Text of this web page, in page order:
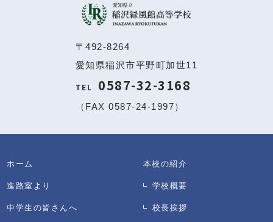
〒492-8264
愛知県稲沢市平野町加世11
TEL 0587-32-3168
（FAX 0587-24-1997）
ホーム
進路室より
中学生の皆さんへ
本校の紹介
学校概要
校長挨拶